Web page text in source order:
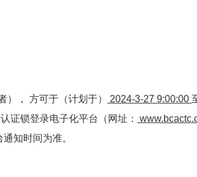
， 方可于（计划于）
2024-3-27 9:00:00
证锁登录电子化平台（网址：
知时间为准。